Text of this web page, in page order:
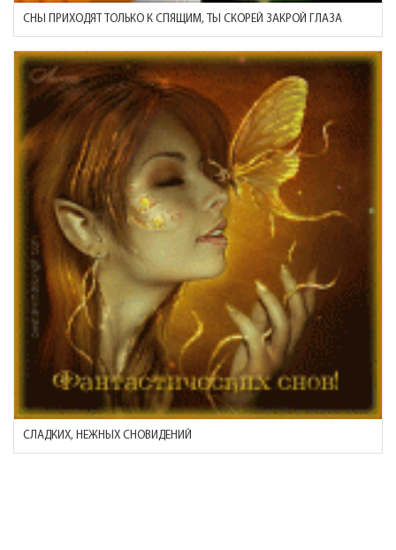
СНЫ ПРИХОДЯТ ТОЛЬКО К СПЯЩИМ, ТЫ СКОРЕЙ ЗАКРОЙ ГЛАЗА
СЛАДКИХ, НЕЖНЫХ СНОВИДЕНИЙ